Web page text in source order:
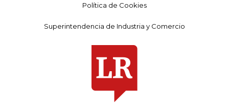
Política de Cookies
Superintendencia de Industria y Comercio